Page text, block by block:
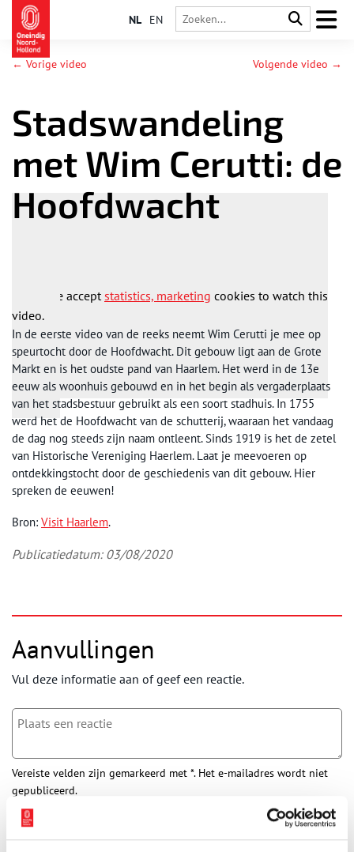
NL EN
← Vorige video Volgende video →
Stadswandeling
met Wim Cerutti: de
Hoofdwacht
Please acceptstatistics, marketing cookies to watch this
video.
In de eerste video van de reeks neemt Wim Cerutti je mee op
speurtocht door de Hoofdwacht. Dit gebouw ligt aan de Grote
Markt en is het oudste pand van Haarlem. Het werd in de 13e
eeuw als woonhuis gebouwd en in het begin als vergaderplaats
van het stadsbestuur gebruikt als een soort stadhuis. In 1755
werd het de Hoofdwacht van de schutterij, waaraan het vandaag
de dag nog steeds zijn naam ontleent. Sinds 1919 is het de zetel
van Historische Vereniging Haerlem. Laat je meevoeren op
ontdekkingstocht door de geschiedenis van dit gebouw. Hier
spreken de eeuwen!
Bron: Visit Haarlem.
Publicatiedatum: 03/08/2020
Aanvullingen
Vul deze informatie aan of geef een reactie.
Vereiste velden zijn gemarkeerd met *. Het e-mailadres wordt niet
gepubliceerd.
Naam